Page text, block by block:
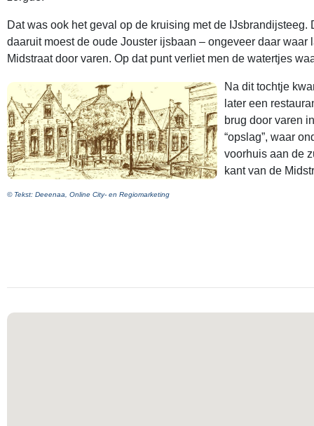
Dat was ook het geval op de kruising met de
daaruit moest de oude Jouster ijsbaan – ongeveer daar
Midstraat door varen. Op dat punt verliet men de watertjes
Na dit tochtje
later een
brug door varen
“opslag”, waar
voorhuis aan de
kant van de
© Tekst: Deeenaa, Online City- en Regiomarketing